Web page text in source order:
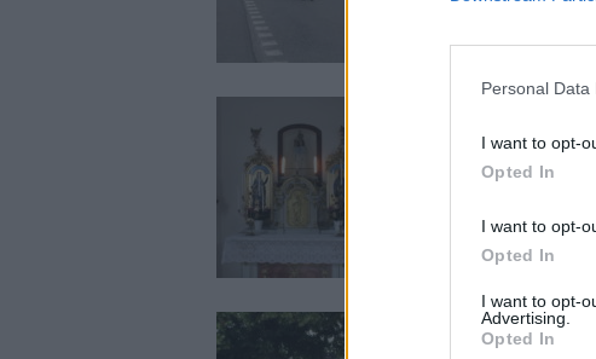
Personal
I want to opt-
Opted In
I want to opt-
Opted In
I want to opt-
Advertising.
Opted In